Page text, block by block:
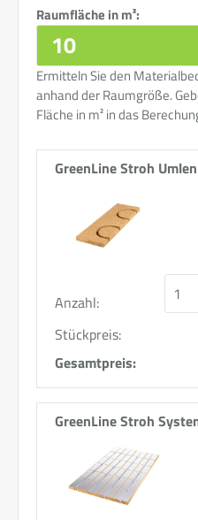
Raumfläche in m²:
Ermitteln Sie den
anhand der Raumgröße.
Fläche in m² in das
GreenLine Stroh
Anzahl:
Stückpreis:
Gesamtpreis:
GreenLine Stroh